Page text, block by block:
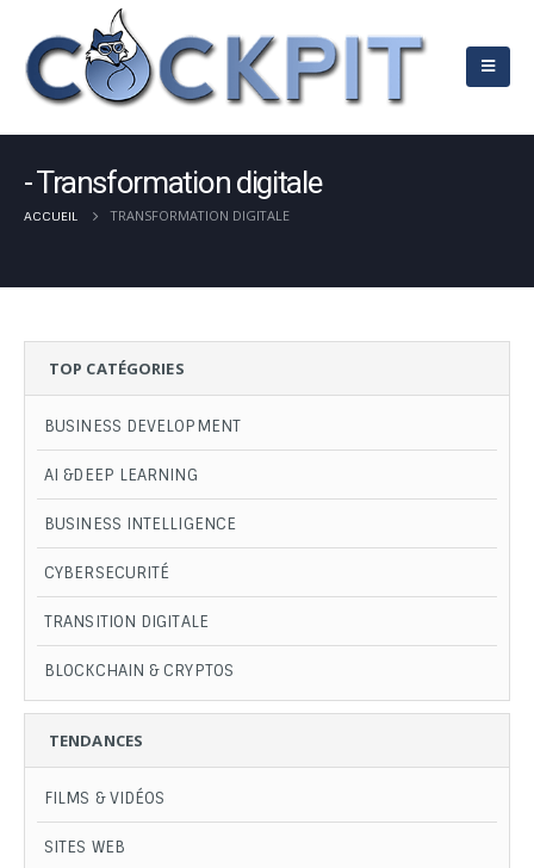
Transformation digitale
ACCUEIL TRANSFORMATION DIGITALE
TOP CATÉGORIES
BUSINESS DEVELOPMENT
AI &DEEP LEARNING
BUSINESS INTELLIGENCE
CYBERSECURITÉ
TRANSITION DIGITALE
BLOCKCHAIN & CRYPTOS
TENDANCES
FILMS & VIDÉOS
SITES WEB